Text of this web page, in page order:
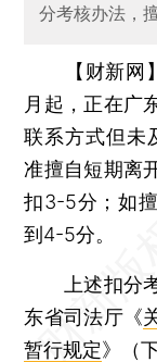
分考核办法，
【财新网
月起，正在广
联系方式但未
准擅自短期离
扣3-5分；如
到4-5分。
上述扣分考
东省司法厅《
暂行规定》（